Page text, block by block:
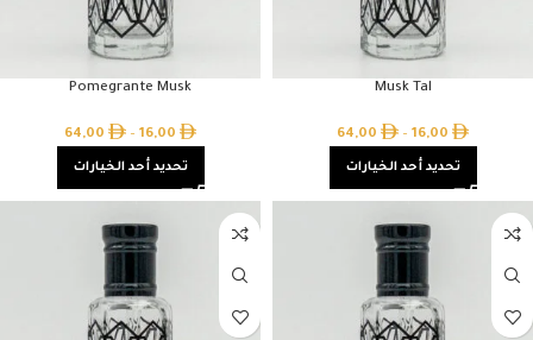
Musk Tal
16,00
–
64,00
تحديد أحد الخيارات
Pomegrante Musk
16,00
–
64,00
تحديد أحد الخيارات